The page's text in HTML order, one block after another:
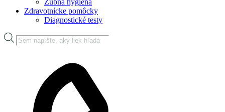
Zubná hygiena
Zdravotnícke pomôcky
Diagnostické testy
Products
search